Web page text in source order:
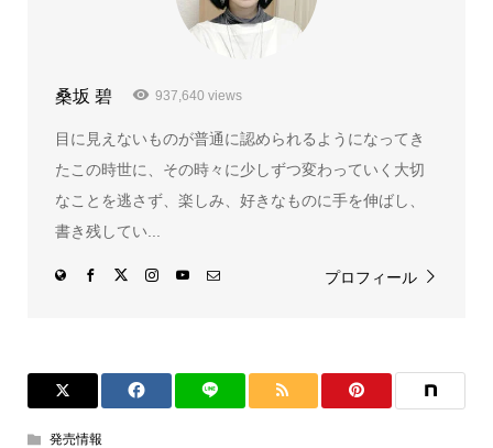
桑坂 碧 937,640 views
目に見えないものが普通に認められるようになってき
たこの時世に、その時々に少しずつ変わっていく大切
なことを逃さず、楽しみ、好きなものに手を伸ばし、
書き残してい...
プロフィール
発売情報